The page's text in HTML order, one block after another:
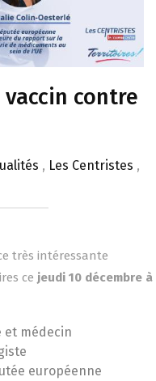
contre
, Les Centristes ,
très intéressante
ce jeudi 10 décembre à
et médecin
européenne